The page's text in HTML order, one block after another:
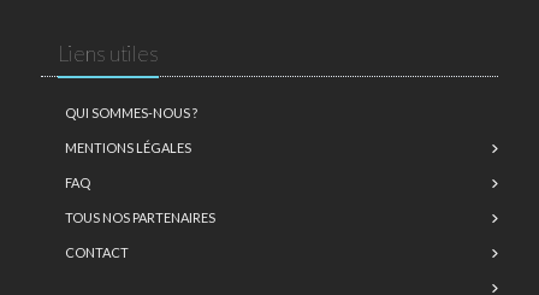
Liens utiles
QUI SOMMES-NOUS ?
MENTIONS LÉGALES
FAQ
TOUS NOS PARTENAIRES
CONTACT